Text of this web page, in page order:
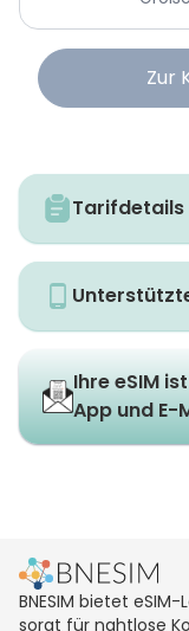
Zur
Tarifdetails
Ihre eSIM
App und E-
BNESIM bietet
sorgt für nahtlose